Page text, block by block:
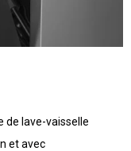
de lave-vaisselle
et avec